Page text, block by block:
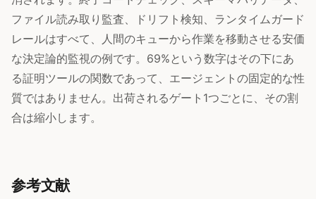
ファイル読み取り監査、ドリフト検知、ランタイムガード
レールはすべて、人間のキューから作業を移動させる安価
な決定論的監視の例です。69%という数字はその下にあ
る証明ツールの関数であって、エージェントの固定的な性
質ではありません。出荷されるゲート1つごとに、その割
合は縮小します。
参考文献